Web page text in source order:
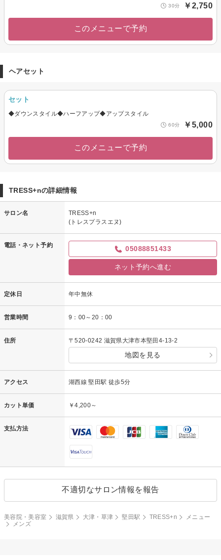
30分 ￥2,750
このメニューで予約
ヘアセット
セット
◆ダウンスタイル◆ハーフアップ◆アップスタイル
60分 ￥5,000
このメニューで予約
TRESS+nの詳細情報
サロン名
TRESS+n
(トレスプラスエヌ)
電話・ネット予約 05088851433
ネット予約へ進む
定休日 年中無休
営業時間 9：00～20：00
住所 〒520-0242 滋賀県大津市本堅田4-13-2
地図を見る
アクセス 湖西線 堅田駅 徒歩5分
カット単価 ￥4,200～
支払方法
不適切なサロン情報を報告
美容院・美容室 滋賀県 大津・草津 堅田駅 TRESS+n
メニュー
メンズ